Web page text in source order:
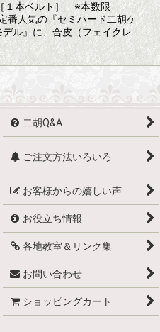
１本ベルト］ ※本数限
番人気の『セミハード二胡ケ
ル』に、合皮（フェイクレ
二胡Q&A
ご注文方法いろいろ
お客様からの嬉しい声
お役立ち情報
各地教室＆リンク集
お問い合わせ
ショッピングカート